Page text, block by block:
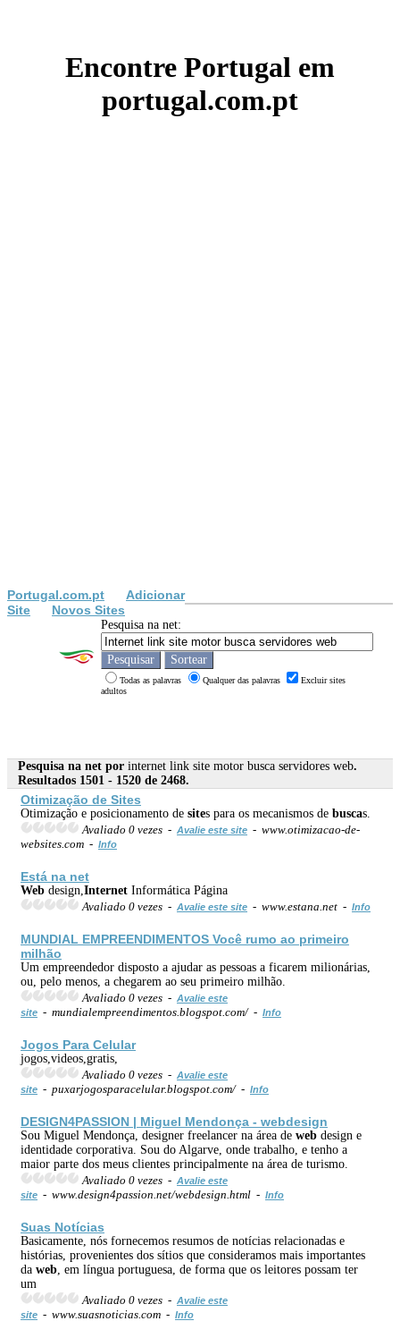
Encontre Portugal em
portugal.com.pt
Portugal.com.pt
Adicionar
Site
Novos Sites
Pesquisa na net:
Todas as palavras Qualquer das palavras
Excluir sites
adultos
Pesquisa na net por internet link site motor busca servidores web.
Resultados 1501 - 1520 de 2468.
Otimização de Sites
Otimização e posicionamento de sites para os mecanismos de buscas.
Avaliado 0 vezes - Avalie este site - www.otimizacao-de-
websites.com - Info
Está na net
Web design, Internet Informática Página
Avaliado 0 vezes - Avalie este site - www.estana.net - Info
MUNDIAL EMPREENDIMENTOS Você rumo ao primeiro
milhão
Um empreendedor disposto a ajudar as pessoas a ficarem milionárias,
ou, pelo menos, a chegarem ao seu primeiro milhão.
Avaliado 0 vezes - Avalie este
site - mundialempreendimentos.blogspot.com/ - Info
Jogos Para Celular
jogos,videos,gratis,
Avaliado 0 vezes - Avalie este
site - puxarjogosparacelular.blogspot.com/ - Info
DESIGN4PASSION | Miguel Mendonça - webdesign
Sou Miguel Mendonça, designer freelancer na área de web design e
identidade corporativa. Sou do Algarve, onde trabalho, e tenho a
maior parte dos meus clientes principalmente na área de turismo.
Avaliado 0 vezes - Avalie este
site - www.design4passion.net/webdesign.html - Info
Suas Notícias
Basicamente, nós fornecemos resumos de notícias relacionadas e
histórias, provenientes dos sítios que consideramos mais importantes
da web , em língua portuguesa, de forma que os leitores possam ter
um
Avaliado 0 vezes - Avalie este
site - www.suasnoticias.com - Info